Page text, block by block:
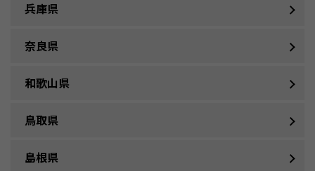
兵庫県
奈良県
和歌山県
鳥取県
島根県